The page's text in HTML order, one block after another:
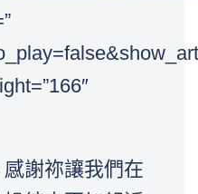
謝祢讓我們在